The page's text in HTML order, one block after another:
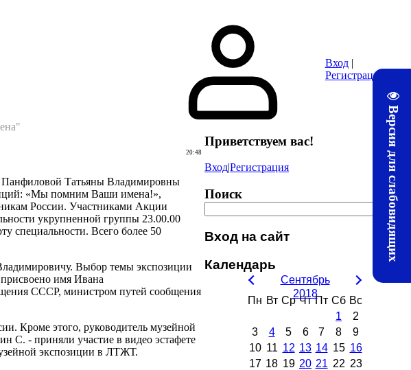
Версия для слабовидящих
Методические материалы ЛТЖТ
Вход|
Регистрация
20:48
Панфиловой Татьяны Владимировны
«Мы помним Ваши имена!»,
России. Участниками Акции
укрупненной группы 23.00.00
специальности. Всего более 50
Выбор темы экспозиции
имя Ивана
СССР, министром путей сообщения
Кроме этого, руководитель музейной
С. - приняли участие в видео эстафете
экспозиции в ЛТЖТ.
Приветствуем вас!
Вход|Регистрация
Поиск
Вход на сайт
Календарь
Сентябрь
2018
Пн Вт Ср Чт Пт Сб Вс
1
2
3
4 5 6 7 8
9
10 11 12 13 14 15 16
17 18 19 20 21 22 23